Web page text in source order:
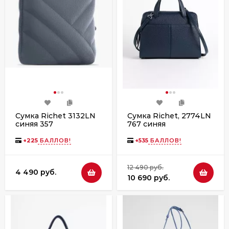
Сумка Richet 3132LN
синяя 357
+225 БАЛЛОВ!
4 490 руб.
Сумка Richet, 2774LN
767 синяя
+535 БАЛЛОВ!
12 490 руб.
10 690 руб.